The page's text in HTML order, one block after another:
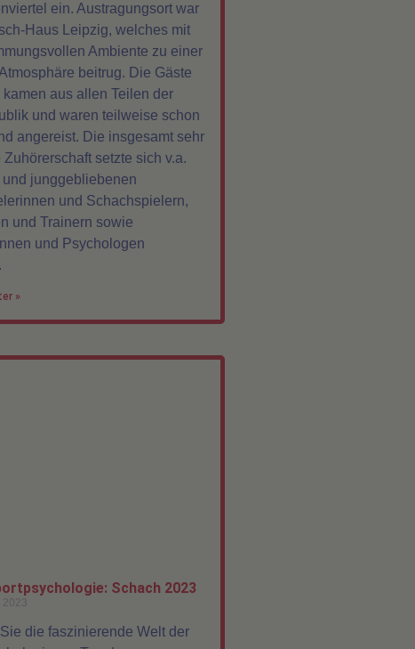
ein. Austragungsort war
Haus Leipzig, welches mit
Ambiente zu einer
beitrug. Die Gäste
kamen aus allen Teilen der
und waren teilweise schon
angereist. Die insgesamt sehr
Zuhörerschaft setzte sich v.a.
junggebliebenen
und Schachspielern,
und Trainern sowie
und Psychologen
»
Schach 2023
die faszinierende Welt der